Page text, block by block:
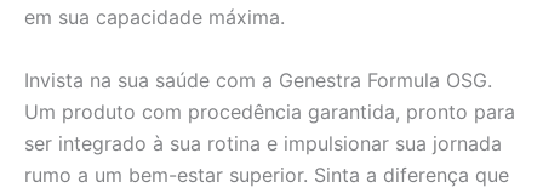
em sua capacidade máxima.
Invista na sua saúde com a Genestra Formula OSG.
Um produto com procedência garantida, pronto para
ser integrado à sua rotina e impulsionar sua jornada
rumo a um bem-estar superior. Sinta a diferença que